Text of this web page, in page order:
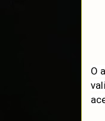
O